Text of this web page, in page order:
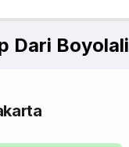
Dari Boyolali